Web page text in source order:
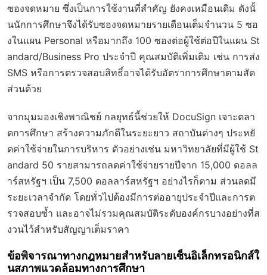
ซองจดหมาย ซึ่งเป็นการใช้งานที่สำคัญ ยังคงเหมือนเดิม ดังนั้
นนักการศึกษาจึงได้รับซองจดหมายรายเดือนเต็มจำนวน 5 ซอ
งในแผน Personal หรือมากถึง 100 ซองต่อผู้ใช้ต่อปีในแผน St
andard/Business Pro ประจำปี คุณสมบัติเพิ่มเติม เช่น การส่ง
SMS หรือการตรวจสอบสิทธิ์อาจได้รับอัตราการศึกษาตามสัด
ส่วนด้วย
จากมุมมองเชิงพาณิชย์ กลยุทธ์นี้ช่วยให้ DocuSign เจาะตลา
ดการศึกษา สร้างความภักดีในระยะยาว สถาบันต่างๆ ประหยั
ดค่าใช้จ่ายในการบริหาร ตัวอย่างเช่น มหาวิทยาลัยที่มีผู้ใช้ St
andard 50 รายสามารถลดค่าใช้จ่ายรายปีจาก 15,000 ดอลล
าร์สหรัฐฯ เป็น 7,500 ดอลลาร์สหรัฐฯ อย่างไรก็ตาม ส่วนลดมี
ระยะเวลาจำกัด โดยทั่วไปต้องมีการต่ออายุประจำปีและการต
รวจสอบซ้ำ และอาจไม่รวมคุณสมบัติระดับองค์กรบางอย่างที่ส
งวนไว้สำหรับสัญญาเต็มราคา
ข้อพิจารณาทางกฎหมายสำหรับลายเซ็นอิเล็กทรอนิกส์ใ
นสภาพแวดล้อมทางการศึกษา